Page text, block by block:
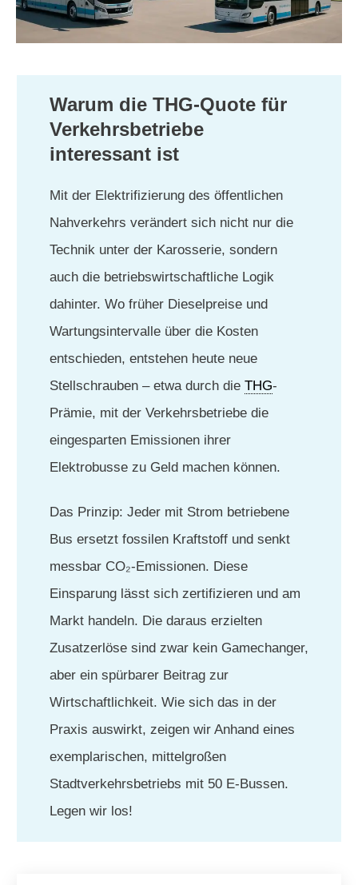
Warum die THG-Quote für
Verkehrsbetriebe
interessant ist
Mit der Elektrifizierung des öffentlichen
Nahverkehrs verändert sich nicht nur die
Technik unter der Karosserie, sondern
auch die betriebswirtschaftliche Logik
dahinter. Wo früher Dieselpreise und
Wartungsintervalle über die Kosten
entschieden, entstehen heute neue
Stellschrauben – etwa durch die THG-
Prämie, mit der Verkehrsbetriebe die
eingesparten Emissionen ihrer
Elektrobusse zu Geld machen können.
Das Prinzip: Jeder mit Strom betriebene
Bus ersetzt fossilen Kraftstoff und senkt
messbar CO₂-Emissionen. Diese
Einsparung lässt sich zertifizieren und am
Markt handeln. Die daraus erzielten
Zusatzerlöse sind zwar kein Gamechanger,
aber ein spürbarer Beitrag zur
Wirtschaftlichkeit. Wie sich das in der
Praxis auswirkt, zeigen wir Anhand eines
exemplarischen, mittelgroßen
Stadtverkehrsbetriebs mit 50 E-Bussen.
Legen wir los!